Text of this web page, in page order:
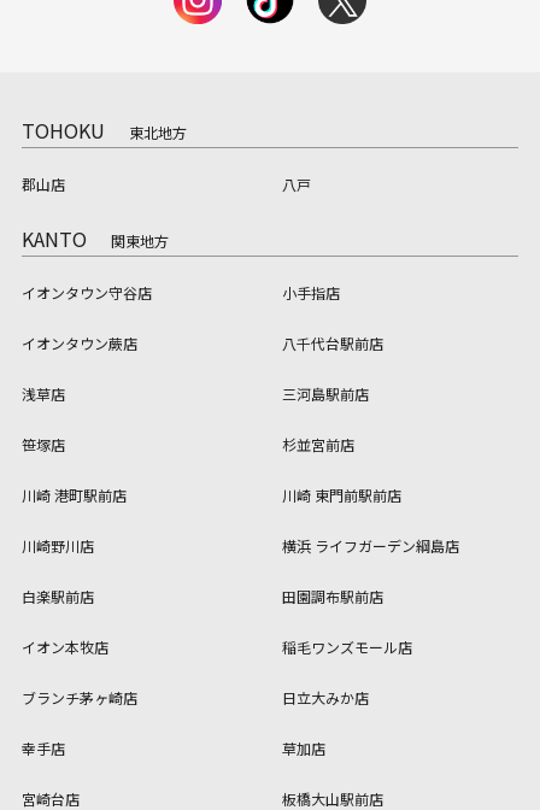
TOHOKU 東北地方
郡山店 八戸
KANTO 関東地方
イオンタウン守谷店 小手指店
イオンタウン蕨店 八千代台駅前店
浅草店 三河島駅前店
笹塚店 杉並宮前店
川崎 港町駅前店 川崎 東門前駅前店
川崎野川店 横浜 ライフガーデン綱島店
白楽駅前店 田園調布駅前店
イオン本牧店 稲毛ワンズモール店
ブランチ茅ヶ崎店 日立大みか店
幸手店 草加店
宮崎台店 板橋大山駅前店